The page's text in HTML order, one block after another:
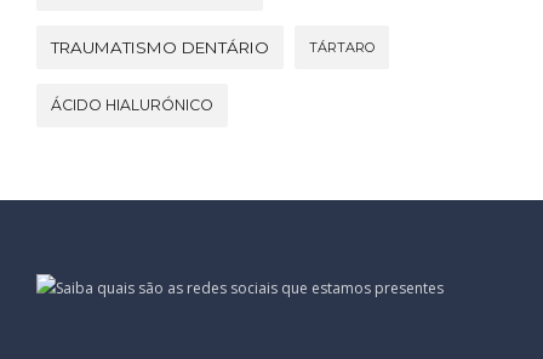
TRAUMATISMO DENTÁRIO TÁRTARO
ÁCIDO HIALURÓNICO